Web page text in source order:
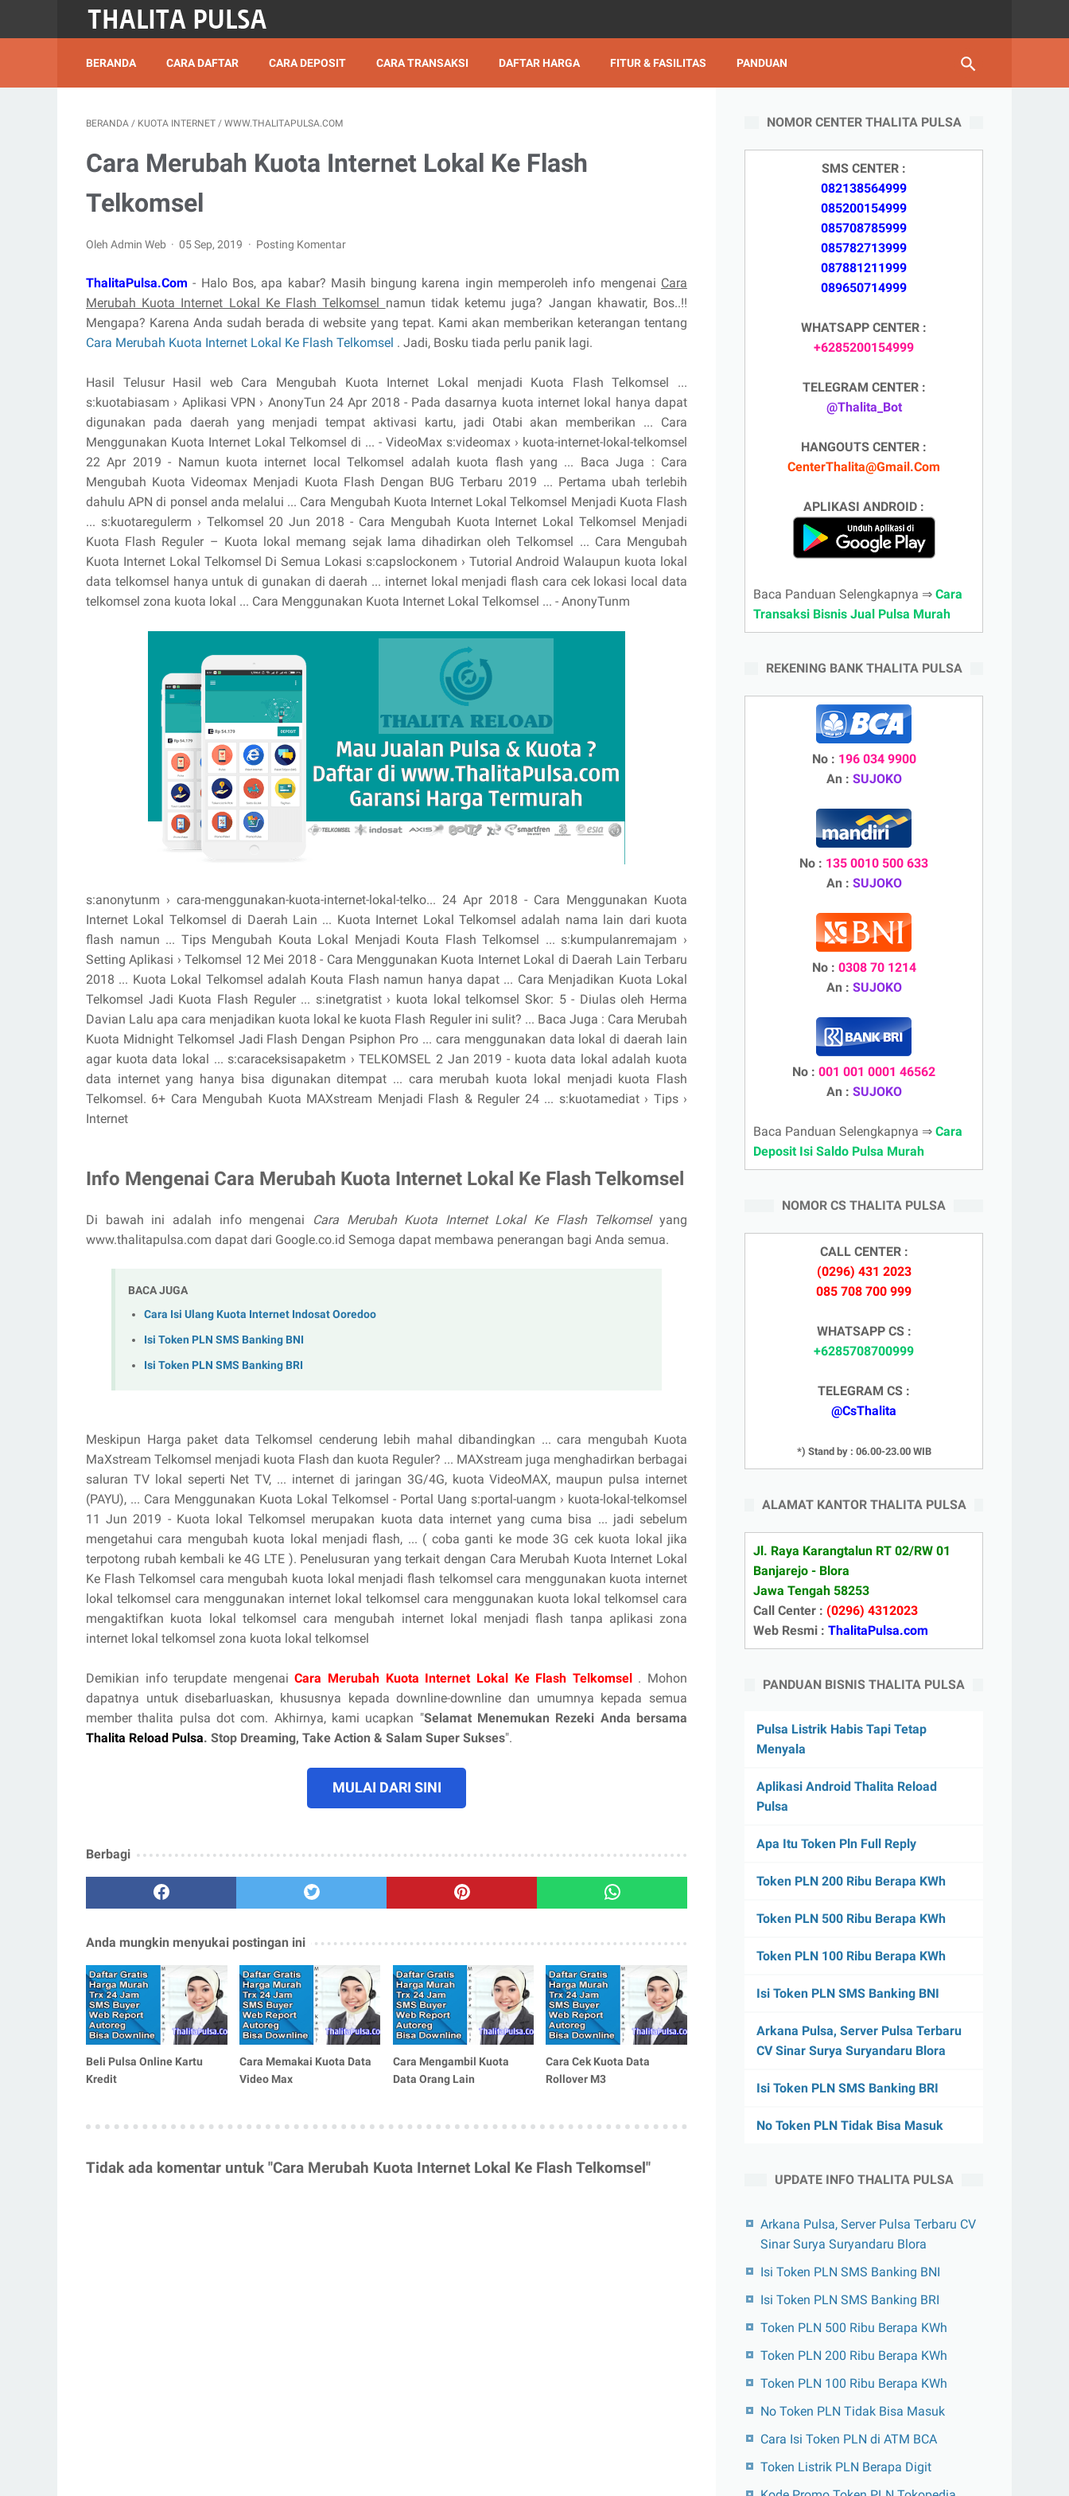
BERANDA CARA DAFTAR CARA DEPOSIT CARA TRANSAKSI DAFTAR HARGA FITUR & FASILITAS PANDUAN
BERANDA / KUOTA INTERNET / WWW.THALITAPULSA.COM
Cara Merubah Kuota Internet Lokal Ke Flash
Telkomsel
Oleh Admin Web 05 Sep, 2019 Posting Komentar
ThalitaPulsa.Com - Halo Bos, apa kabar? Masih bingung karena ingin memperoleh info mengenai Cara
Merubah Kuota Internet Lokal Ke Flash Telkomsel namun tidak ketemu juga? Jangan khawatir, Bos..!!
Mengapa? Karena Anda sudah berada di website yang tepat. Kami akan memberikan keterangan tentang
Cara Merubah Kuota Internet Lokal Ke Flash Telkomsel . Jadi, Bosku tiada perlu panik lagi.
Hasil Telusur Hasil web Cara Mengubah Kuota Internet Lokal menjadi Kuota Flash Telkomsel ...
s:kuotabiasam › Aplikasi VPN › AnonyTun 24 Apr 2018 - Pada dasarnya kuota internet lokal hanya dapat
digunakan pada daerah yang menjadi tempat aktivasi kartu, jadi Otabi akan memberikan ... Cara
Menggunakan Kuota Internet Lokal Telkomsel di ... - VideoMax s:videomax › kuota-internet-lokal-telkomsel
22 Apr 2019 - Namun kuota internet local Telkomsel adalah kuota flash yang ... Baca Juga : Cara
Mengubah Kuota Videomax Menjadi Kuota Flash Dengan BUG Terbaru 2019 ... Pertama ubah terlebih
dahulu APN di ponsel anda melalui ... Cara Mengubah Kuota Internet Lokal Telkomsel Menjadi Kuota Flash
... s:kuotaregulerm › Telkomsel 20 Jun 2018 - Cara Mengubah Kuota Internet Lokal Telkomsel Menjadi
Kuota Flash Reguler – Kuota lokal memang sejak lama dihadirkan oleh Telkomsel ... Cara Mengubah
Kuota Internet Lokal Telkomsel Di Semua Lokasi s:capslockonem › Tutorial Android Walaupun kuota lokal
data telkomsel hanya untuk di gunakan di daerah ... internet lokal menjadi flash cara cek lokasi local data
telkomsel zona kuota lokal ... Cara Menggunakan Kuota Internet Lokal Telkomsel ... - AnonyTunm
s:anonytunm › cara-menggunakan-kuota-internet-lokal-telko... 24 Apr 2018 - Cara Menggunakan Kuota
Internet Lokal Telkomsel di Daerah Lain ... Kuota Internet Lokal Telkomsel adalah nama lain dari kuota
flash namun ... Tips Mengubah Kouta Lokal Menjadi Kouta Flash Telkomsel ... s:kumpulanremajam ›
Setting Aplikasi › Telkomsel 12 Mei 2018 - Cara Menggunakan Kuota Internet Lokal di Daerah Lain Terbaru
2018 ... Kuota Lokal Telkomsel adalah Kouta Flash namun hanya dapat ... Cara Menjadikan Kuota Lokal
Telkomsel Jadi Kuota Flash Reguler ... s:inetgratist › kuota lokal telkomsel Skor: 5 - ‎Diulas oleh Herma
Davian Lalu apa cara menjadikan kuota lokal ke kuota Flash Reguler ini sulit? ... Baca Juga : Cara Merubah
Kuota Midnight Telkomsel Jadi Flash Dengan Psiphon Pro ... cara menggunakan data lokal di daerah lain
agar kuota data lokal ... s:caraceksisapaketm › TELKOMSEL 2 Jan 2019 - kuota data lokal adalah kuota
data internet yang hanya bisa digunakan ditempat ... cara merubah kuota lokal menjadi kuota Flash
Telkomsel. 6+ Cara Mengubah Kuota MAXstream Menjadi Flash & Reguler 24 ... s:kuotamediat › Tips ›
Internet
Info Mengenai Cara Merubah Kuota Internet Lokal Ke Flash Telkomsel
Di bawah ini adalah info mengenai Cara Merubah Kuota Internet Lokal Ke Flash Telkomselyang
www.thalitapulsa.com dapat dari Google.co.id Semoga dapat membawa penerangan bagi Anda semua.
BACA JUGA
Cara Isi Ulang Kuota Internet Indosat Ooredoo
Isi Token PLN SMS Banking BNI
Isi Token PLN SMS Banking BRI
Meskipun Harga paket data Telkomsel cenderung lebih mahal dibandingkan ... cara mengubah Kuota
MaXstream Telkomsel menjadi kuota Flash dan kuota Reguler? ... MAXstream juga menghadirkan berbagai
saluran TV lokal seperti Net TV, ... internet di jaringan 3G/4G, kuota VideoMAX, maupun pulsa internet
(PAYU), ... Cara Menggunakan Kuota Lokal Telkomsel - Portal Uang s:portal-uangm › kuota-lokal-telkomsel
11 Jun 2019 - Kuota lokal Telkomsel merupakan kuota data internet yang cuma bisa ... jadi sebelum
mengetahui cara mengubah kuota lokal menjadi flash, ... ( coba ganti ke mode 3G cek kuota lokal jika
terpotong rubah kembali ke 4G LTE ). Penelusuran yang terkait dengan Cara Merubah Kuota Internet Lokal
Ke Flash Telkomsel cara mengubah kuota lokal menjadi flash telkomsel cara menggunakan kuota internet
lokal telkomsel cara menggunakan internet lokal telkomsel cara menggunakan kuota lokal telkomsel cara
mengaktifkan kuota lokal telkomsel cara mengubah internet lokal menjadi flash tanpa aplikasi zona
internet lokal telkomsel zona kuota lokal telkomsel
Demikian info terupdate mengenaiCara Merubah Kuota Internet Lokal Ke Flash Telkomsel . Mohon
dapatnya untuk disebarluaskan, khususnya kepada downline-downline dan umumnya kepada semua
member thalita pulsa dot com. Akhirnya, kami ucapkan "Selamat Menemukan Rezeki Anda bersama
Thalita Reload Pulsa. Stop Dreaming, Take Action & Salam Super Sukses".
MULAI DARI SINI
Berbagi
Anda mungkin menyukai postingan ini
Beli Pulsa Online Kartu
Kredit
Cara Memakai Kuota Data
Video Max
Cara Mengambil Kuota
Data Orang Lain
Cara Cek Kuota Data
Rollover M3
Tidak ada komentar untuk "Cara Merubah Kuota Internet Lokal Ke Flash Telkomsel"
NOMOR CENTER THALITA PULSA
SMS CENTER :
082138564999
085200154999
085708785999
085782713999
087881211999
089650714999
WHATSAPP CENTER :
+6285200154999
TELEGRAM CENTER :
@Thalita_Bot
HANGOUTS CENTER :
CenterThalita@Gmail.Com
APLIKASI ANDROID :
Baca Panduan Selengkapnya ⇒ Cara
Transaksi Bisnis Jual Pulsa Murah
REKENING BANK THALITA PULSA
No : 196 034 9900
An : SUJOKO
No : 135 0010 500 633
An : SUJOKO
No : 0308 70 1214
An : SUJOKO
No : 001 001 0001 46562
An : SUJOKO
Baca Panduan Selengkapnya ⇒ Cara
Deposit Isi Saldo Pulsa Murah
NOMOR CS THALITA PULSA
CALL CENTER :
(0296) 431 2023
085 708 700 999
WHATSAPP CS :
+6285708700999
TELEGRAM CS :
@CsThalita
*) Stand by : 06.00-23.00 WIB
ALAMAT KANTOR THALITA PULSA
Jl. Raya Karangtalun RT 02/RW 01
Banjarejo - Blora
Jawa Tengah 58253
Call Center : (0296) 4312023
Web Resmi : ThalitaPulsa.com
PANDUAN BISNIS THALITA PULSA
Pulsa Listrik Habis Tapi Tetap
Menyala
Aplikasi Android Thalita Reload
Pulsa
Apa Itu Token Pln Full Reply
Token PLN 200 Ribu Berapa KWh
Token PLN 500 Ribu Berapa KWh
Token PLN 100 Ribu Berapa KWh
Isi Token PLN SMS Banking BNI
Arkana Pulsa, Server Pulsa Terbaru
CV Sinar Surya Suryandaru Blora
Isi Token PLN SMS Banking BRI
No Token PLN Tidak Bisa Masuk
UPDATE INFO THALITA PULSA
Arkana Pulsa, Server Pulsa Terbaru CV
Sinar Surya Suryandaru Blora
Isi Token PLN SMS Banking BNI
Isi Token PLN SMS Banking BRI
Token PLN 500 Ribu Berapa KWh
Token PLN 200 Ribu Berapa KWh
Token PLN 100 Ribu Berapa KWh
No Token PLN Tidak Bisa Masuk
Cara Isi Token PLN di ATM BCA
Token Listrik PLN Berapa Digit